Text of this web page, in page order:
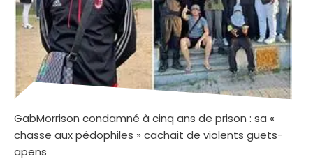
GabMorrison condamné à cinq ans de prison : sa «
chasse aux pédophiles » cachait de violents guets-
apens